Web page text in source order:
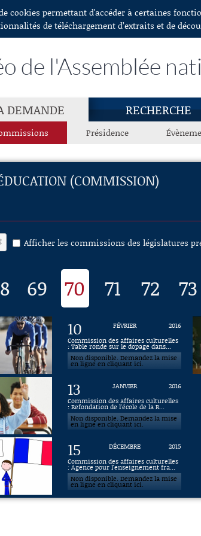
cookies permettant d'accéder à certaines
de téléchargement d’extraits et de
de l'Assemblée
DEMANDE RECHERCHE
Présidence
(COMMISSION)
Afficher les commissions des législatures
69 70 71 72 73
10 FÉVRIER
2016
Commission des affaires culturelles
: Table ronde sur le dopage dans...
Non disponible. Demandez la mise
en ligne en cliquant ici.
13 JANVIER
2016
Commission des affaires culturelles
: Refondation de l'école de la R...
Non disponible. Demandez la mise
en ligne en cliquant ici.
15 DÉCEMBRE
2015
Commission des affaires culturelles
: Agence pour l'enseignement fra...
Non disponible. Demandez la mise
en ligne en cliquant ici.